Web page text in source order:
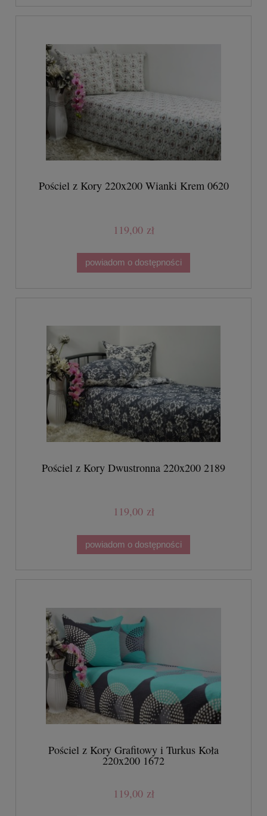
Pościel z Kory 220x200 Wianki Krem 0620
119,00 zł
powiadom o dostępności
Pościel z Kory Dwustronna 220x200 2189
119,00 zł
powiadom o dostępności
Pościel z Kory Grafitowy i Turkus Koła
220x200 1672
119,00 zł